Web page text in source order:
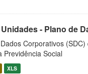
- Plano de
Corporativos
Previdência Social
XLS